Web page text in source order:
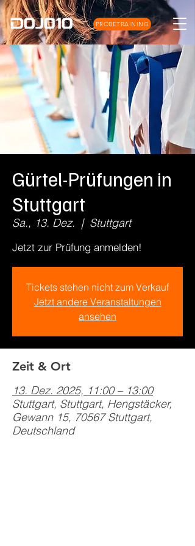
PROBETRAINING
Gürtel-Prüfungen in
Stuttgart
Sa., 13. Dez.
  |
Stuttgart
Jetzt zur Prüfung anmelden!
Tickets stehen nicht zum Verkauf
Jetzt andere Veranstaltungen
ansehen
Zeit & Ort
13. Dez. 2025, 11:00 – 13:00
Stuttgart, Stuttgart, Hengstäcker,
Gewann 15, 70567 Stuttgart,
Deutschland